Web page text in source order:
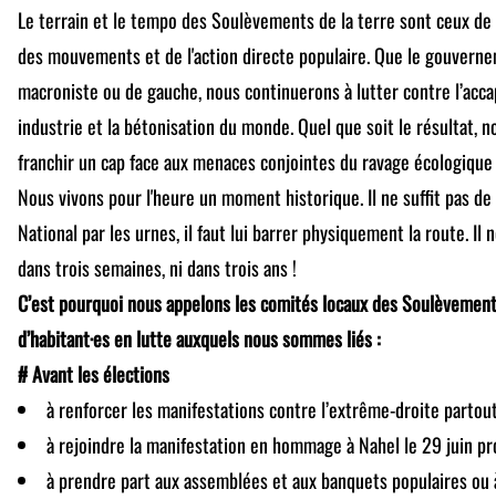
Le terrain et le tempo des Soulèvements de la terre sont ceux
des mouvements et de l'action directe populaire. Que le
macroniste ou de gauche, nous continuerons à lutter contre
industrie et la bétonisation du monde. Quel que soit le résultat,
franchir un cap face aux menaces conjointes du ravage
Nous vivons pour l'heure un moment historique. Il ne suffit pas
National par les urnes, il faut lui barrer physiquement la route. Il
dans trois semaines, ni dans trois ans !
C’est pourquoi nous appelons les comités locaux des
d’habitant·es en lutte auxquels nous sommes liés :
# Avant les élections
à renforcer les manifestations contre l’extrême-droite
à rejoindre la manifestation en hommage à Nahel le 29 juin
à prendre part aux assemblées et aux banquets populaires